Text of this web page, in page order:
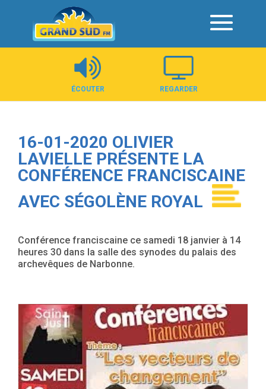
Panneau de gestion des cookies
ÉCOUTER REGARDER
16-01-2020 OLIVIER
LAVIELLE PRÉSENTE LA
CONFÉRENCE FRANCISCAINE
AVEC SÉGOLÈNE ROYAL
Conférence franciscaine ce samedi 18 janvier à 14
heures 30 dans la salle des synodes du palais des
archevêques de Narbonne.